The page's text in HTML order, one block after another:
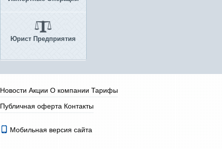
Юрист Предприятия
Новости Акции О компании Тарифы
Публичная оферта Контакты
Мобильная версия сайта